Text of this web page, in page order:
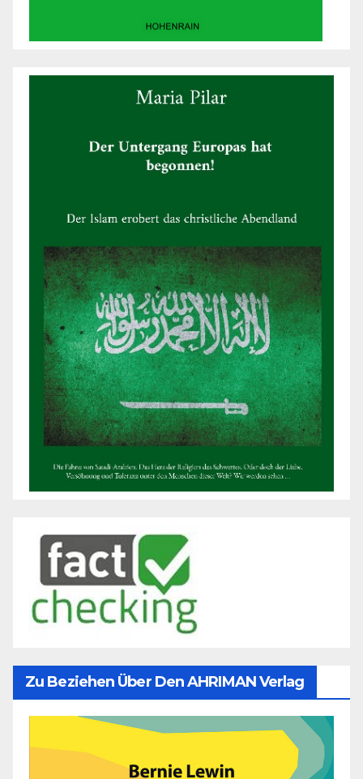
Zu Beziehen Über Den AHRIMAN Verlag